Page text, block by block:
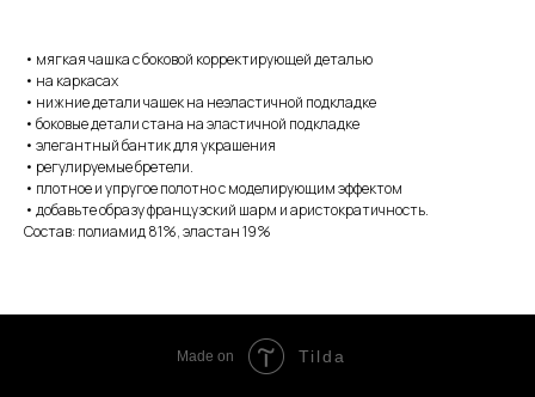
• мягкая чашка с боковой корректирующей деталью
• на каркасах
• нижние детали чашек на неэластичной подкладке
• боковые детали стана на эластичной подкладке
• элегантный бантик для украшения
• регулируемые бретели.
• плотное и упругое полотно с моделирующим эффектом
• добавьте образу французский шарм и аристократичность.
Состав: полиамид 81%, эластан 19%
Made on Tilda